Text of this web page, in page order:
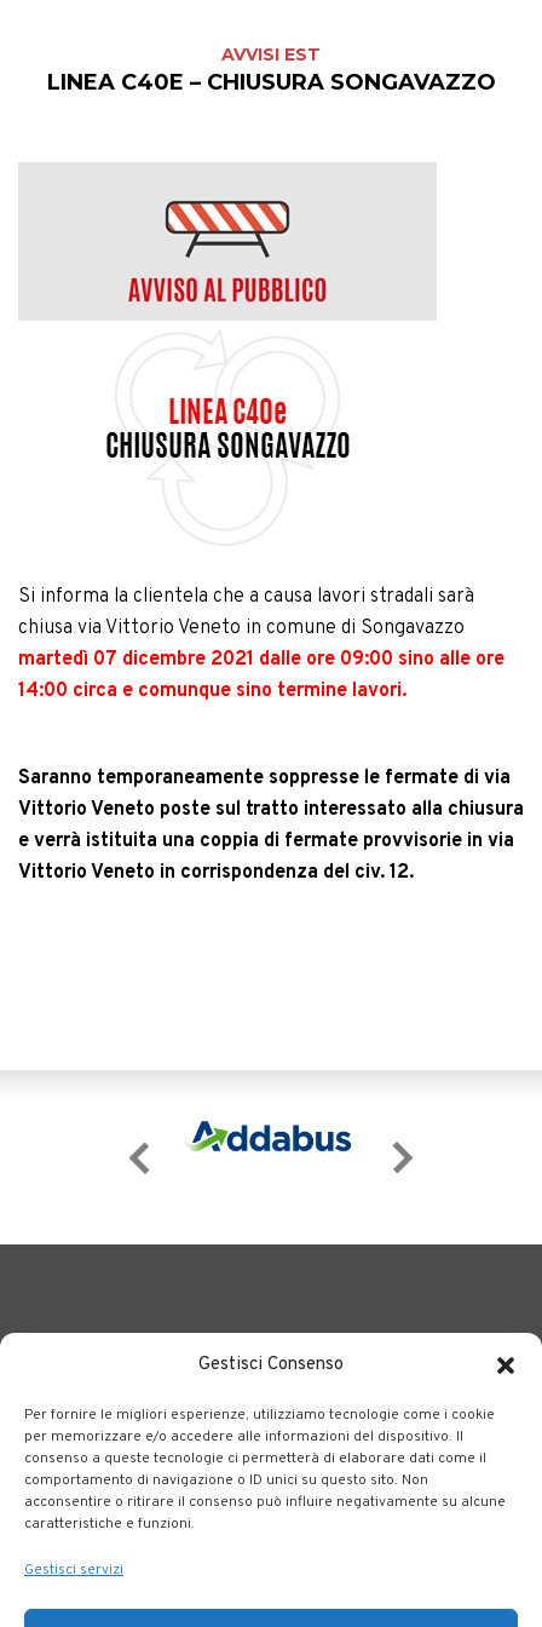
Gestisci Consenso
Per fornire le migliori esperienze, utilizziamo tecnologie come i cookie
per memorizzare e/o accedere alle informazioni del dispositivo. Il
consenso a queste tecnologie ci permetterà di elaborare dati come il
comportamento di navigazione o ID unici su questo sito. Non
acconsentire o ritirare il consenso può influire negativamente su alcune
caratteristiche e funzioni.
Gestisci servizi
AVVISI EST
LINEA C40E – CHIUSURA SONGAVAZZO
Si informa la clientela che a causa lavori stradali sarà
chiusa via Vittorio Veneto in comune di Songavazzo
martedì 07 dicembre 2021 dalle ore 09:00 sino alle ore
14:00 circa e comunque sino termine lavori.
Saranno temporaneamente soppresse le fermate di via
Vittorio Veneto poste sul tratto interessato alla chiusura
e verrà istituita una coppia di fermate provvisorie in via
Vittorio Veneto in corrispondenza del civ. 12.
BERGAMO TRASPORTI portale delle tre società Consortili
dedite al trasporto pubblico locale su tutto il territorio
bergamasco.